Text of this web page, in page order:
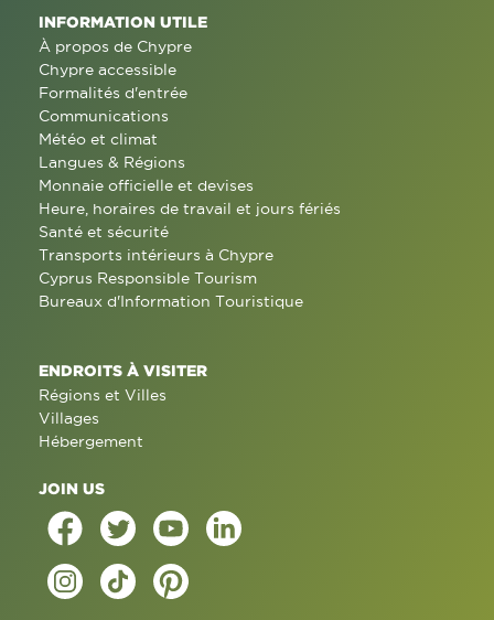
INFORMATION UTILE
À propos de Chypre
Chypre accessible
Formalités d'entrée
Communications
Météo et climat
Langues & Régions
Monnaie officielle et devises
Heure, horaires de travail et jours fériés
Santé et sécurité
Transports intérieurs à Chypre
Cyprus Responsible Tourism
Bureaux d'Information Touristique
ENDROITS À VISITER
Régions et Villes
Villages
Hébergement
JOIN US